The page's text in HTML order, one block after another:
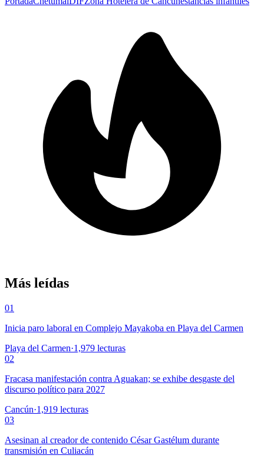
Más leídas
01
Inicia paro laboral en Complejo Mayakoba en Playa del Carmen
Playa del Carmen·1,979 lecturas
02
Fracasa manifestación contra Aguakan; se exhibe desgaste del
discurso político para 2027
Cancún·1,919 lecturas
03
Asesinan al creador de contenido César Gastélum durante
transmisión en Culiacán